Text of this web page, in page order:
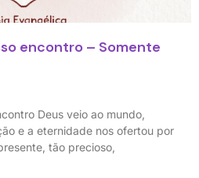
encontro – Somente
Deus veio ao mundo,
e a eternidade nos ofertou por
tão precioso,